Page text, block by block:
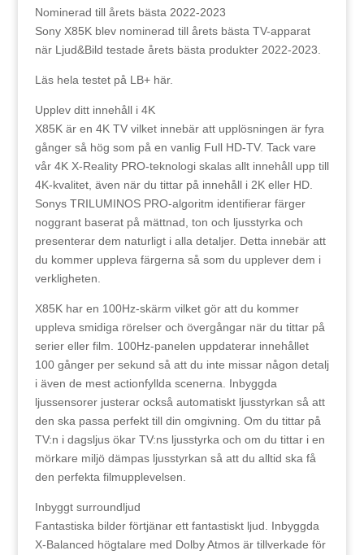
Nominerad till årets bästa 2022-2023
Sony X85K blev nominerad till årets bästa TV-apparat
när Ljud&Bild testade årets bästa produkter 2022-2023.
Läs hela testet på LB+ här.
Upplev ditt innehåll i 4K
X85K är en 4K TV vilket innebär att upplösningen är fyra
gånger så hög som på en vanlig Full HD-TV. Tack vare
vår 4K X-Reality PRO-teknologi skalas allt innehåll upp till
4K-kvalitet, även när du tittar på innehåll i 2K eller HD.
Sonys TRILUMINOS PRO-algoritm identifierar färger
noggrant baserat på mättnad, ton och ljusstyrka och
presenterar dem naturligt i alla detaljer. Detta innebär att
du kommer uppleva färgerna så som du upplever dem i
verkligheten.
X85K har en 100Hz-skärm vilket gör att du kommer
uppleva smidiga rörelser och övergångar när du tittar på
serier eller film. 100Hz-panelen uppdaterar innehållet
100 gånger per sekund så att du inte missar någon detalj
i även de mest actionfyllda scenerna. Inbyggda
ljussensorer justerar också automatiskt ljusstyrkan så att
den ska passa perfekt till din omgivning. Om du tittar på
TV:n i dagsljus ökar TV:ns ljusstyrka och om du tittar i en
mörkare miljö dämpas ljusstyrkan så att du alltid ska få
den perfekta filmupplevelsen.
Inbyggt surroundljud
Fantastiska bilder förtjänar ett fantastiskt ljud. Inbyggda
X-Balanced högtalare med Dolby Atmos är tillverkade för